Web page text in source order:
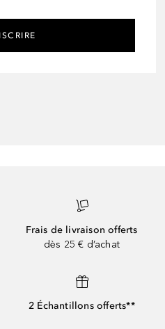
Frais de livraison offerts
dès 25 € d’achat
2 Échantillons offerts**